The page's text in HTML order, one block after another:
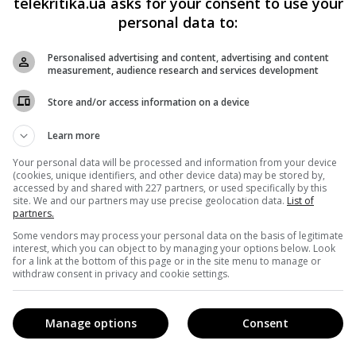
March 20, 2018
рекламу Marvel скріншотом з кросовера
детектив Магнум».
crossover event in history’
19, 2018
екрани 23 квітня (в Україні – 26 квітня). Як
Америка, Залізною людиною і героями «Вартових
як зустріч Багса Банні з Майклом Джорданом у
personal data to:
Personalised advertising and content, advertising and content
measurement, audience research and services development
Store and/or access information on a device
Learn more
Your personal data will be processed and information from your device
(cookies, unique identifiers, and other device data) may be stored by,
accessed by and shared with 227 partners, or used specifically by this
site. We and our partners may use precise geolocation data. List of
partners.
Some vendors may process your personal data on the basis of legitimate
interest, which you can object to by managing your options below. Look
for a link at the bottom of this page or in the site menu to manage or
withdraw consent in privacy and cookie settings.
Consent
Manage options